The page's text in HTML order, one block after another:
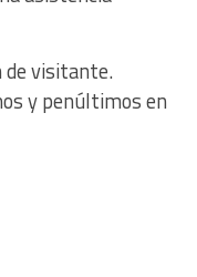
de visitante.
y penúltimos en